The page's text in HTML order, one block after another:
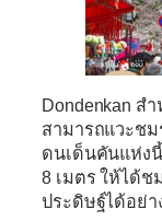
Dondenkan สำ
สามารถแวะช
ดนเด็นคันแห่ง
8 เมตร ให้ได้ช
ประดิษฐ์ได้อย่า